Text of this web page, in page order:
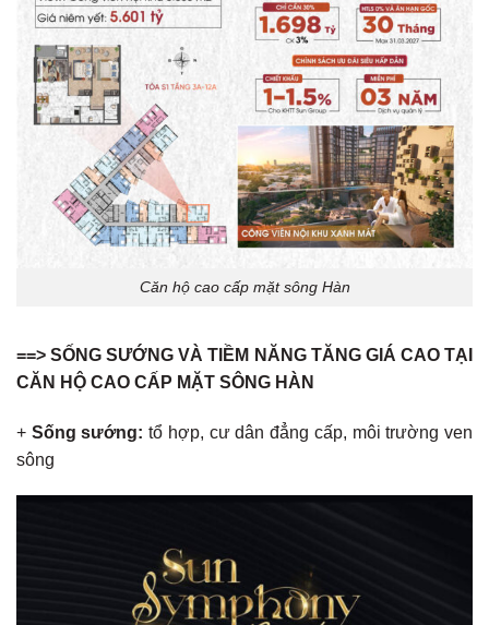
Căn hộ cao cấp mặt sông Hàn
==> SỐNG SƯỚNG VÀ TIỀM NĂNG TĂNG GIÁ CAO TẠI
CĂN HỘ CAO CẤP MẶT SÔNG HÀN
+ Sống sướng: tổ hợp, cư dân đẳng cấp, môi trường ven
sông